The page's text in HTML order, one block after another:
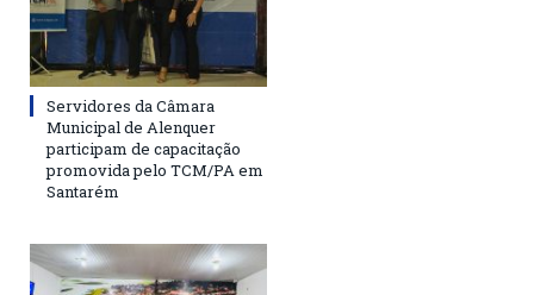
Servidores da Câmara
Municipal de Alenquer
participam de capacitação
promovida pelo TCM/PA em
Santarém